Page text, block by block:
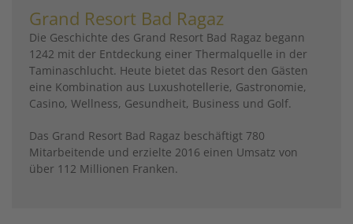
Grand Resort Bad Ragaz
Die Geschichte des Grand Resort Bad Ragaz begann
1242 mit der Entdeckung einer Thermalquelle in der
Taminaschlucht. Heute bietet das Resort den Gästen
eine Kombination aus Luxushotellerie, Gastronomie,
Casino, Wellness, Gesundheit, Business und Golf.
Das Grand Resort Bad Ragaz beschäftigt 780
Mitarbeitende und erzielte 2016 einen Umsatz von
über 112 Millionen Franken.